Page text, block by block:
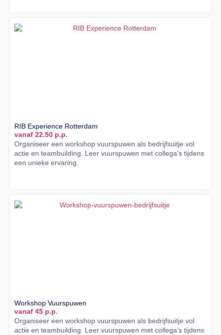
RIB Experience Rotterdam
vanaf 22.50 p.p.
Organiseer een workshop vuurspuwen als bedrijfsuitje vol
actie en teambuilding. Leer vuurspuwen met collega’s tijdens
een unieke ervaring.
Workshop Vuurspuwen
vanaf 45 p.p.
Organiseer een workshop vuurspuwen als bedrijfsuitje vol
actie en teambuilding. Leer vuurspuwen met collega’s tijdens